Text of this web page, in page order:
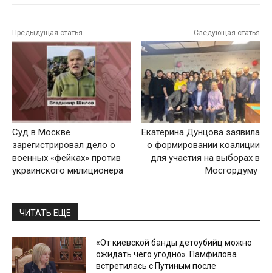
Предыдущая статья
Суд в Москве
зарегистрировал дело о
военных «фейках» против
украинского милиционера
Следующая статья
Екатерина Дунцова заявила
о формировании коалиции
для участия на выборах в
Мосгордуму
ЧИТАТЬ ЕЩЕ
«От киевской банды детоубийц можно
ожидать чего угодно». Памфилова
встретилась с Путиным после